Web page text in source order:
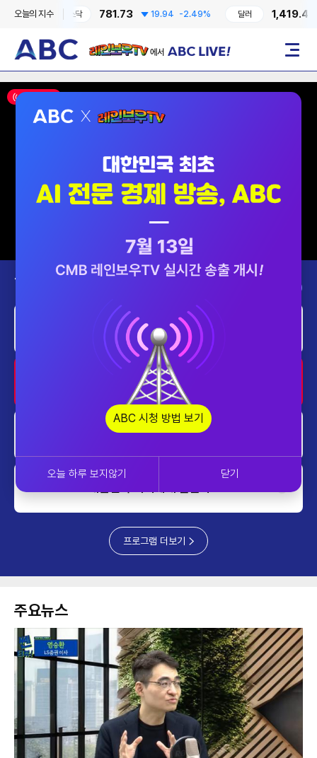
오늘의 지수코스닥 781.73 19.94 -2.49% 1,419.40
레인보우TV에서 ABC LIVE! 메뉴
ON AIR
Today’s Program 2026-08-07 (금)
쎈터뷰
프라임 5 (Prime 5)
프로그램 더보기
주요뉴스
ABC 시청 방법 보기
오늘 하루 보지않기 닫기